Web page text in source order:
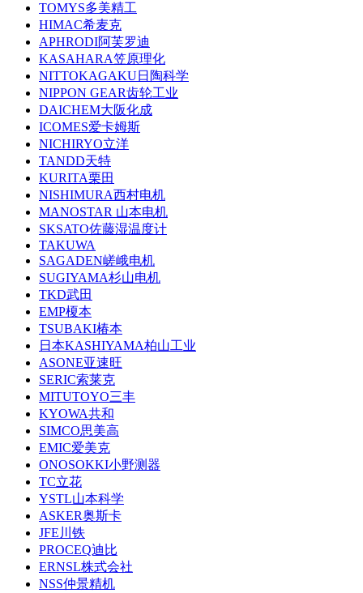
TOMYS多美精工
HIMAC希麦克
APHRODI阿芙罗迪
KASAHARA笠原理化
NITTOKAGAKU日陶科学
NIPPON GEAR齿轮工业
DAICHEM大阪化成
ICOMES爱卡姆斯
NICHIRYO立洋
TANDD天特
KURITA栗田
NISHIMURA西村电机
MANOSTAR 山本电机
SKSATO佐藤湿温度计
TAKUWA
SAGADEN嵯峨电机
SUGIYAMA杉山电机
TKD武田
EMP榎本
TSUBAKI椿本
日本KASHIYAMA柏山工业
ASONE亚速旺
SERIC索莱克
MITUTOYO三丰
KYOWA共和
SIMCO思美高
EMIC爱美克
ONOSOKKI小野测器
TC立花
YSTL山本科学
ASKER奥斯卡
JFE川铁
PROCEQ迪比
ERNSL株式会社
NSS仲景精机